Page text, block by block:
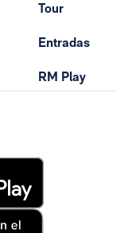
Tour
Entradas
RM Play